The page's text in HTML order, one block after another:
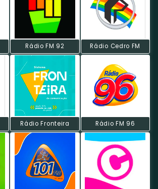
Rádio FM 92 Rádio Cedro FM
Rádio Fronteira Rádio FM 96